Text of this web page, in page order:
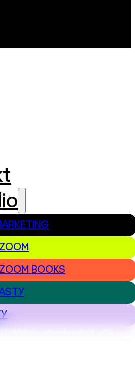
| Prohlášení o ochraně osobních údajů
BOOKS